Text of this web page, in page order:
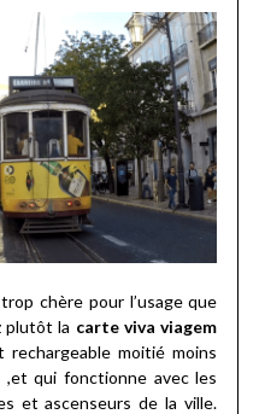
chère pour l’usage que
plutôt la carte viva viagem
moitié moins
qui fonctionne avec les
et ascenseurs de la ville.